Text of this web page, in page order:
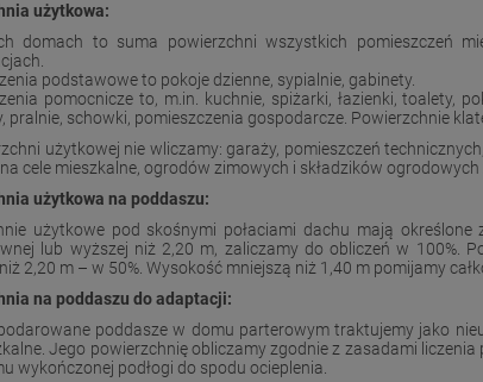
użytkowa:
domach to suma powierzchni wszystkich pomieszczeń
podstawowe to pokoje dzienne, sypialnie, gabinety.
pomocnicze to, m.in. kuchnie, spiżarki, łazienki, toalety,
pralnie, schowki, pomieszczenia gospodarcze. Powierzchnie
użytkowej nie wliczamy: garaży, pomieszczeń
cele mieszkalne, ogrodów zimowych i składzików
użytkowa na poddaszu:
użytkowe pod skośnymi połaciami dachu mają określone
lub wyższej niż 2,20 m , zaliczamy do obliczeń w 100%.
2,20 m – w 50%. Wysokość mniejszą niż 1,40 m pomijamy
na poddaszu do adaptacji:
poddasze w domu parterowym traktujemy jako
Jego powierzchnię obliczamy zgodnie z zasadami
wykończonej podłogi do spodu ocieplenia.